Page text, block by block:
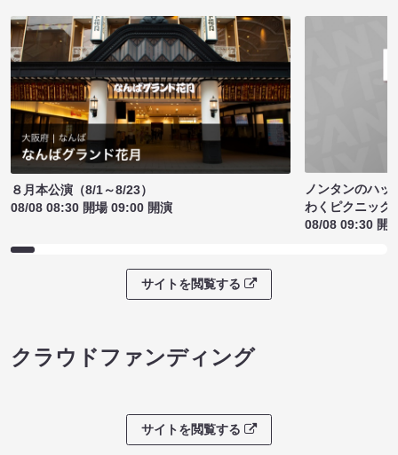
８月本公演（8/1～8/23）
08/08 08:30 開場 09:00 開演
ノンタンのハッ
わくピクニック
08/08 09:30 開
サイトを閲覧する
クラウドファンディング
サイトを閲覧する